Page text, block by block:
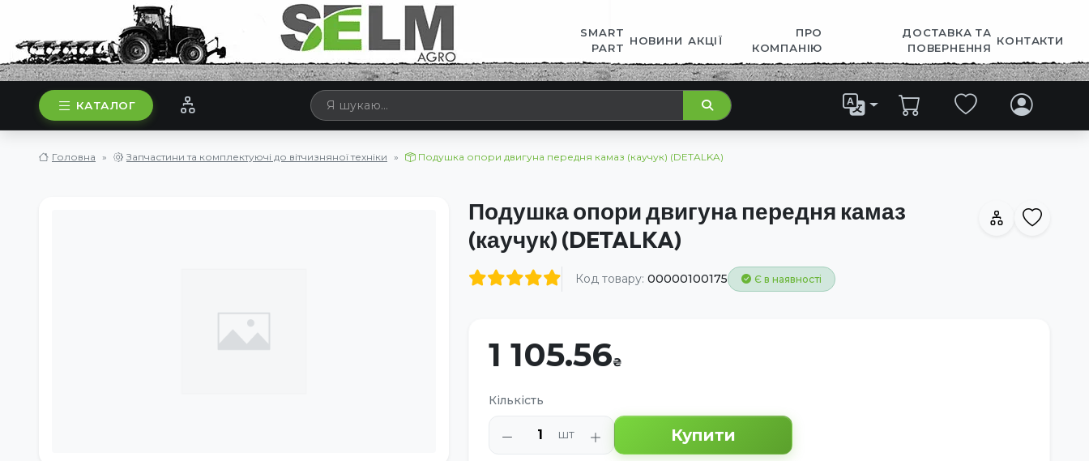
SMART
PART
НОВИНИ АКЦІЇ
ПРО
КОМПАНІЮ
ДОСТАВКА ТА
ПОВЕРНЕННЯ
КОНТАКТИ
КАТАЛОГ
Головна Запчастини та комплектуючі до вітчизняної техніки Подушка опори двигуна передня камаз (каучук) (DETALKA)
Подушка опори двигуна передня камаз
(каучук) (DETALKA)
Код товару: 00000100175 Є в наявності
1 105.56
Кількість
шт Купити